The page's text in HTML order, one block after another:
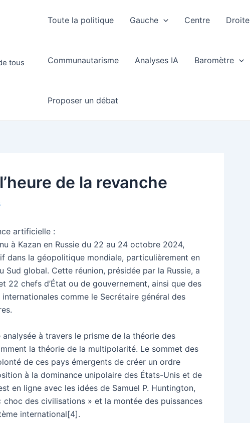
tous
Toute la politique Gauche Centre Droite
Communautarisme Analyses IA Baromètre
Proposer un débat
de la revanche
artificielle :
à Kazan en Russie du 22 au 24 octobre 2024,
dans la géopolitique mondiale, particulièrement en
Sud global. Cette réunion, présidée par la Russie, a
22 chefs d’État ou de gouvernement, ainsi que des
internationales comme le Secrétaire général des
à travers le prisme de la théorie des
la théorie de la multipolarité. Le sommet des
de ces pays émergents de créer un ordre
à la dominance unipolaire des États-Unis et de
en ligne avec les idées de Samuel P. Huntington,
des civilisations » et la montée des puissances
international[4].